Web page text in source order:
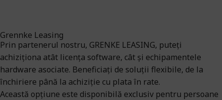
Grennke Leasing
Prin partenerul nostru, GRENKE LEASING, puteți
achiziționa atât licența software, cât și echipamentele
hardware asociate. Beneficiați de soluții flexibile, de la
închiriere până la achiziție cu plata în rate.
Această opțiune este disponibilă exclusiv pentru persoane